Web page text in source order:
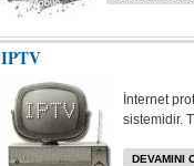
IPTV
İnternet
sistemidir.
DEVAMINI